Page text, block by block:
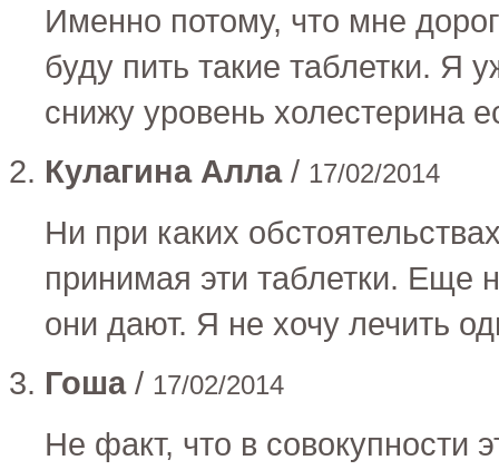
Именно потому, что мне
буду пить такие таблетки. Я
снижу уровень холестерина
Кулагина Алла/ 17/02/2014
Ни при каких
принимая эти таблетки. Еще
они дают. Я не хочу лечить
Гоша/ 17/02/2014
Не факт, что в совокупности